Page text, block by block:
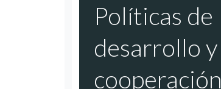
Políticas de
desarrollo y
cooperación